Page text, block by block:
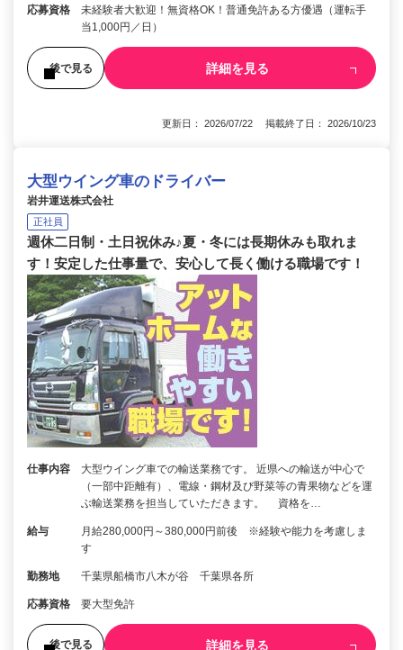
応募資格
未経験者大歓迎！無資格OK！普通免許ある方優遇（運転手
当1,000円／日）
後で見る 詳細を見る
更新日： 2026/07/22 掲載終了日： 2026/10/23
大型ウイング車のドライバー
岩井運送株式会社
正社員
週休二日制・土日祝休み♪夏・冬には長期休みも取れま
す！安定した仕事量で、安心して長く働ける職場です！
仕事内容
大型ウイング車での輸送業務です。 近県への輸送が中心で
（一部中距離有）、電線・鋼材及び野菜等の青果物などを運
ぶ輸送業務を担当していただきます。 資格を…
給与
月給280,000円～380,000円前後 ※経験や能力を考慮しま
す
勤務地 千葉県船橋市八木が谷 千葉県各所
応募資格 要大型免許
後で見る 詳細を見る